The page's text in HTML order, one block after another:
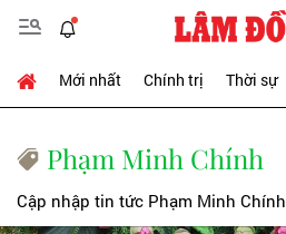
Mới nhất Chính trị Thời sự
Phạm Minh Chính
Cập nhập tin tức Phạm Minh Chính